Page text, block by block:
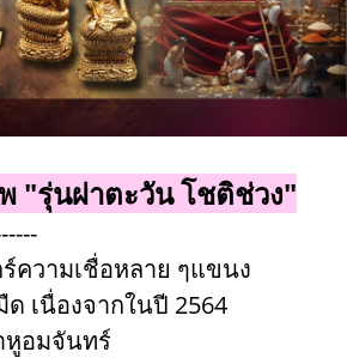
"รุ่นผ่าตะวัน โชติช่วง"
ความเชื่อหลาย ๆแขนง
เนื่องจากในปี 2564
อมจันทร์